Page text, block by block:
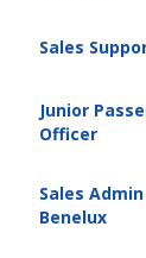
Sales
Junior
Officer
Sales
Benelux